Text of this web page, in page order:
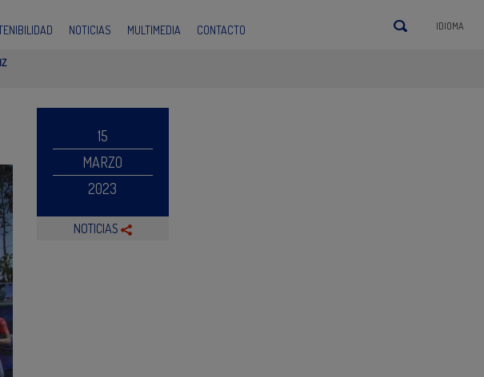
NOTICIAS MULTIMEDIA CONTACTO IDIOMA
15
MARZO
2023
NOTICIAS